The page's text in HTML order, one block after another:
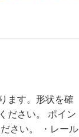
ます。形状を確
ださい。 ポイン
さい。 ・レール